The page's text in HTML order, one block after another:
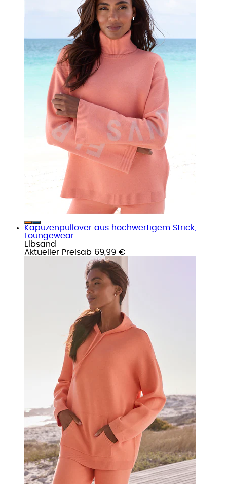
Kapuzenpullover aus hochwertigem Strick,
Loungewear
Elbsand
Aktueller Preisab 69,99 €